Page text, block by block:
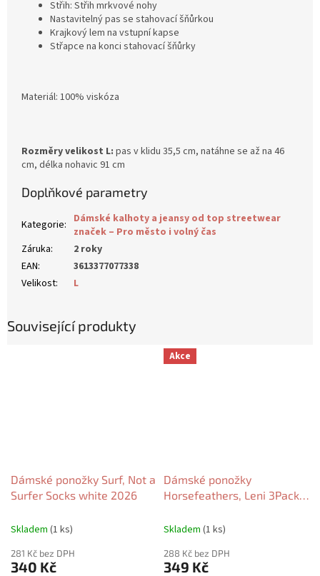
Střih: Střih mrkvové nohy
Nastavitelný pas se stahovací šňůrkou
Krajkový lem na vstupní kapse
Střapce na konci stahovací šňůrky
Materiál: 100% viskóza
Rozměry velikost L: pas v klidu 35,5 cm, natáhne se až na 46
cm, délka nohavic 91 cm
Doplňkové parametry
Kategorie: Dámské kalhoty a jeansy od top streetwear
značek – Pro město i volný čas
Záruka:
2 roky
EAN:
3613377077338
Velikost: L
Související produkty
Dámské ponožky Surf, Not a
Surfer Socks white 2026
Skladem (1 ks)
281 Kč bez DPH
340 Kč
Akce
Dámské ponožky
Horsefeathers, Leni 3Pack
Skladem (1 ks)
288 Kč bez DPH
349 Kč